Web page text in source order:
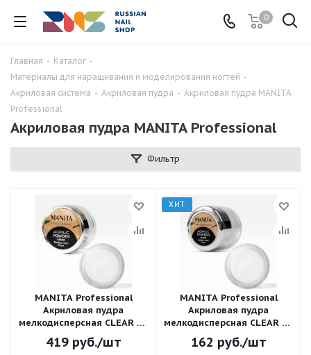
0
Главная - Каталог -
Материалы для наращивания и моделирования ногтей -
Акриловая система - Акриловая пудра - Акриловая пудра MANITA
Professional
Акриловая пудра MANITA Professional
Фильтр
MANITA Professional
Акриловая пудра
мелкодисперсная CLEAR 50
419руб./шт
ХИТ
MANITA Professional
Акриловая пудра
мелкодисперсная CLEAR 15
162 руб./шт